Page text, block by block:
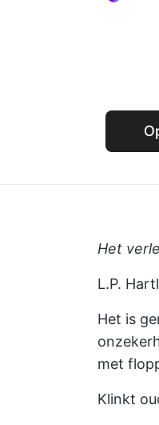
Het
L.P.
Het is
met
Klinkt